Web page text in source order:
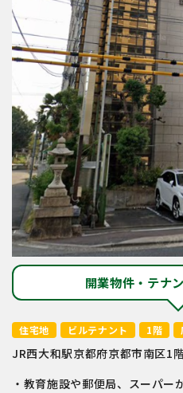
開業物件・テナ
住宅地 ビルテナント 1階
JR西大和駅京都府京都市南区1
・教育施設や郵便局、スーパ